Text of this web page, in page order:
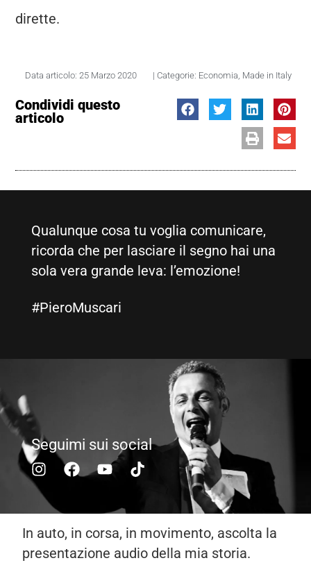
dirette.
Data articolo: 25 Marzo 2020 | Categorie: Economia Made in Italy
Condividi questo
articolo
Qualunque cosa tu voglia comunicare,
ricorda che per lasciare il segno hai una
sola vera grande leva: l’emozione!
#PieroMuscari
Seguimi sui social
In auto, in corsa, in movimento, ascolta la
presentazione audio della mia storia.